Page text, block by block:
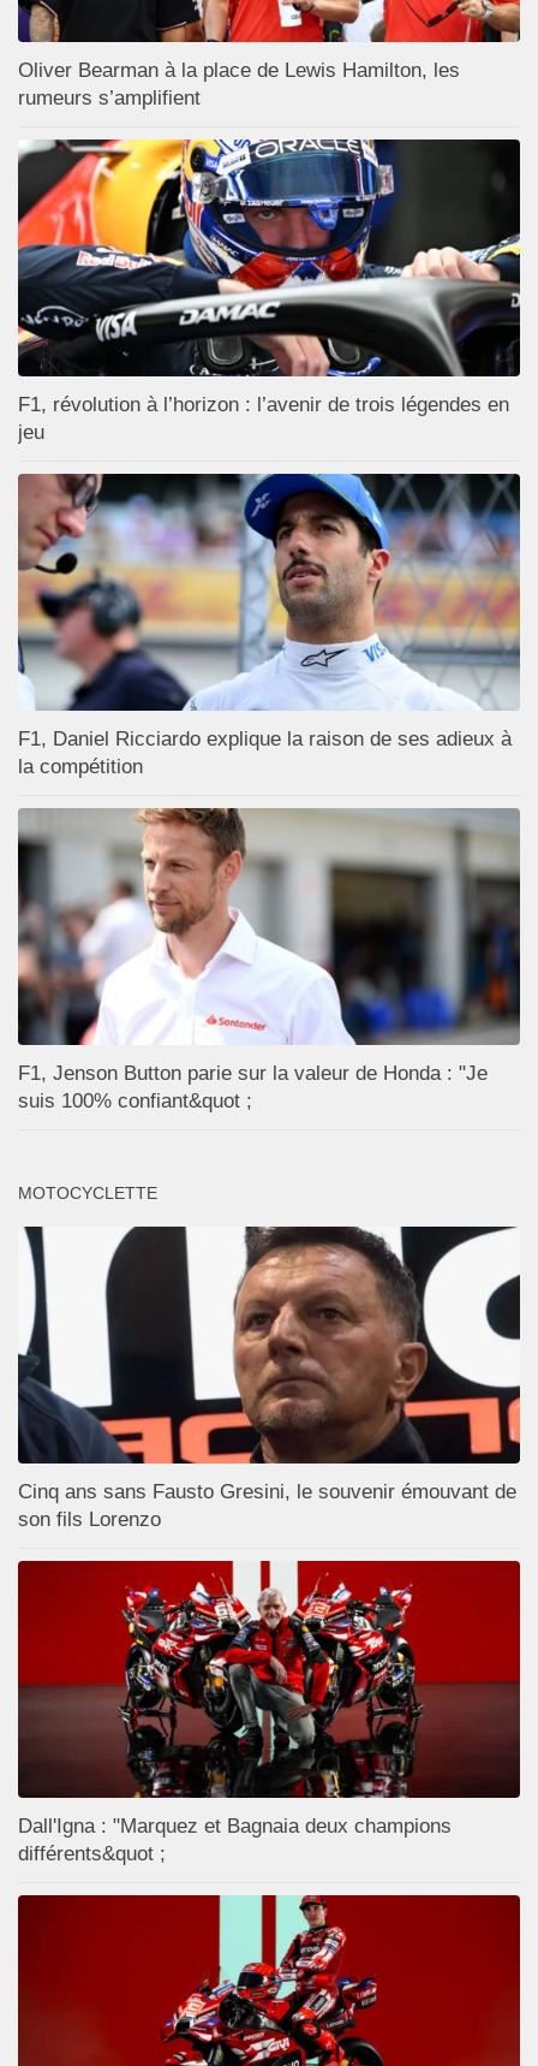
Oliver Bearman à la place de Lewis Hamilton, les
rumeurs s’amplifient
F1, révolution à l’horizon : l’avenir de trois légendes en
jeu
F1, Daniel Ricciardo explique la raison de ses adieux à
la compétition
F1, Jenson Button parie sur la valeur de Honda : "Je
suis 100% confiant&quot ;
MOTOCYCLETTE
Cinq ans sans Fausto Gresini, le souvenir émouvant de
son fils Lorenzo
Dall'Igna : "Marquez et Bagnaia deux champions
différents&quot ;